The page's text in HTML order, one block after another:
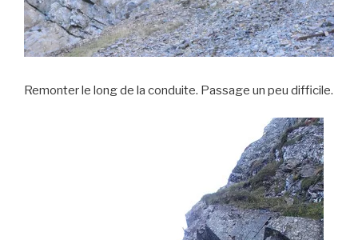
Remonter le long de la conduite. Passage un peu difficile.